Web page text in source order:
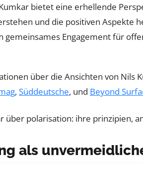
bietet eine erhellende
und die positiven Aspekte
Engagement für
über die Ansichten von Nils
, Süddeutsche, und Beyond
als